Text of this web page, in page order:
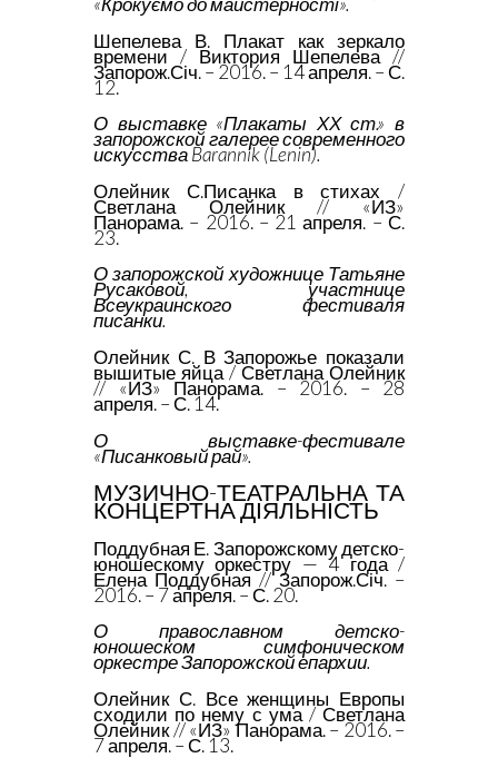
Шепелева В. Плакат как зеркало
времени / Виктория Шепелева //
Запорож.Січ. – 2016. – 14 апреля. – С.
12.
О выставке «Плакаты ХХ ст.» в
запорожской галерее современного
искусства Barannik (Lenin).
Олейник С.Писанка в стихах /
Светлана Олейник // «ИЗ»
Панорама. – 2016. – 21 апреля. – С.
23.
О запорожской художнице Татьяне
Русаковой, участнице
Всеукраинского фестиваля
писанки.
Олейник С. В Запорожье показали
вышитые яйца / Светлана Олейник
// «ИЗ» Панорама. – 2016. – 28
апреля. – С. 14.
О выставке-фестивале
«Писанковый рай».
МУЗИЧНО-ТЕАТРАЛЬНА ТА
КОНЦЕРТНА ДІЯЛЬНІСТЬ
Поддубная Е. Запорожскому детско-
юношескому оркестру — 4 года /
Елена Поддубная // Запорож.Січ. –
2016. – 7 апреля. – С. 20.
О православном детско-
юношеском симфоническом
оркестре Запорожской епархии.
Олейник С. Все женщины Европы
сходили по нему с ума / Светлана
Олейник // «ИЗ» Панорама. – 2016. –
7 апреля. – С. 13.